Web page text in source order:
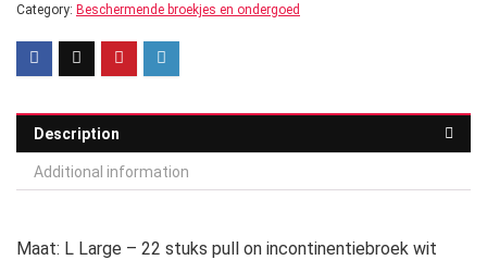
Category: Beschermende broekjes en ondergoed
Description
Additional information
Maat: L Large – 22 stuks pull on incontinentiebroek wit